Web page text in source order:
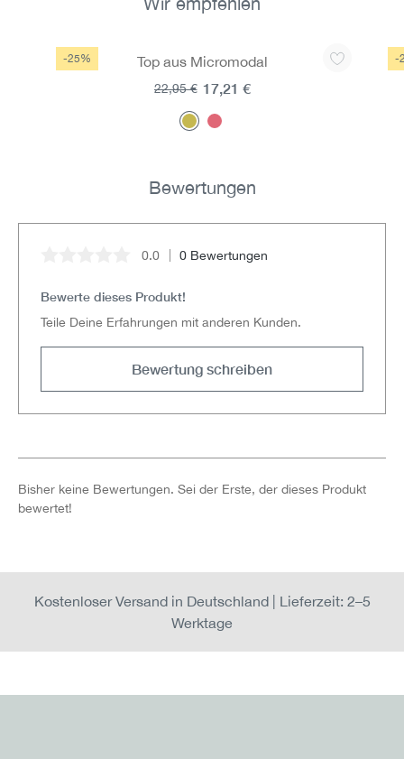
Produktgalerie überspringen
-25% Top aus Micromodal
17,21 €
22,95 €
-
Bewertungen
Durchschnittliche Bewertung von 0 von 5 Sternen
0.0 0 Bewertungen
Bewerte dieses Produkt!
Teile Deine Erfahrungen mit anderen Kunden.
Bewertung schreiben
Bisher keine Bewertungen. Sei der Erste, der dieses Produkt
bewertet!
Kostenloser Versand in Deutschland | Lieferzeit: 2–5
Werktage